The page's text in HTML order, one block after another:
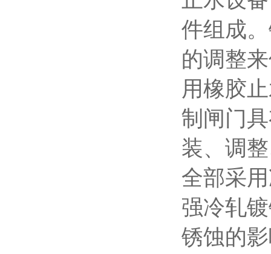
件组成
的调整
用橡胶
制闸门
装、调
全部采
强冷轧
锈蚀的